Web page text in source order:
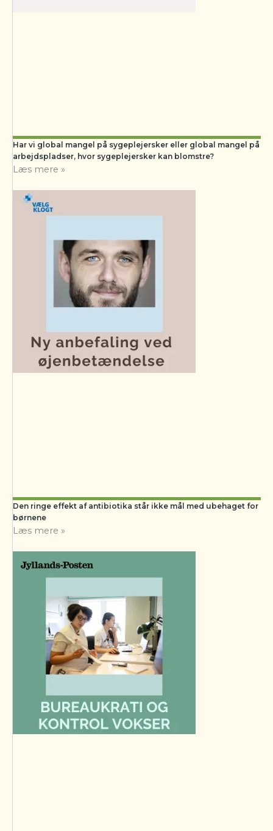
Har vi global mangel på sygeplejersker eller global mangel på
arbejdspladser, hvor sygeplejersker kan blomstre?
Læs mere »
Den ringe effekt af antibiotika står ikke mål med ubehaget for
børnene
Læs mere »